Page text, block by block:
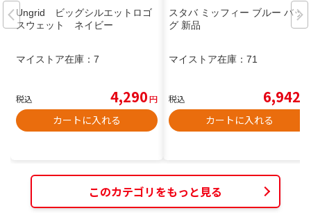
Ungrid ビッグシルエットロゴ
スウェット ネイビー
マイストア在庫： 7
税込 4,290円
カートに入れる
スタバ ミッフィー ブルー バッ
グ 新品
マイストア在庫： 71
税込 6,942
カートに入れる
このカテゴリをもっと見る